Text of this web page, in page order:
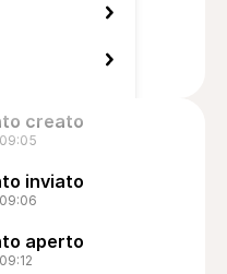
creato
inviato
aperto